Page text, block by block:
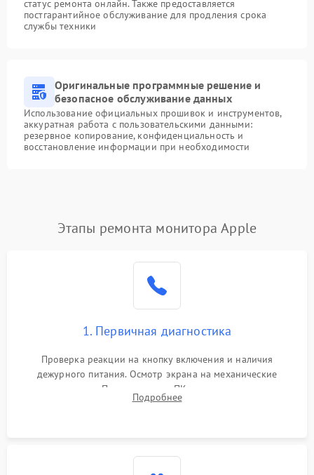
статус ремонта онлайн. Также предоставляется
постгарантийное обслуживание для продления срока
службы техники
Оригинальные программные решение и
безопасное обслуживание данных
Использование официальных прошивок и инструментов,
аккуратная работа с пользовательскими данными:
резервное копирование, конфиденциальность и
восстановление информации при необходимости
Этапы ремонта монитора Apple
1. Первичная диагностика
Проверка реакции на кнопку включения и наличия
дежурного питания. Осмотр экрана на механические
повреждения. Подключение к ПК для оценки вывода
изображения, работы подсветки и выявления артефактов на
Подробнее